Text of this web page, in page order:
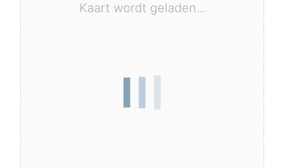
Kaart wordt geladen...